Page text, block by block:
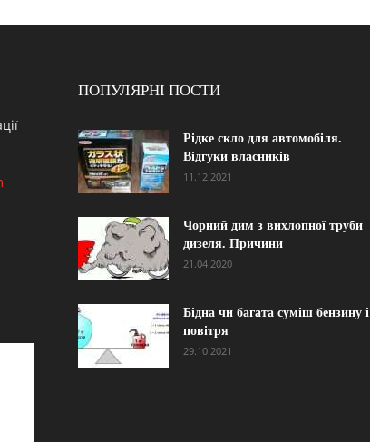
ПОПУЛЯРНІ ПОСТИ
Рідке скло для автомобіля.
Відгуки власників
11.12.2021
Чорний дим з вихлопної труби
дизеля. Причини
21.04.2020
Бідна чи багата суміш бензину і
повітря
29.10.2021